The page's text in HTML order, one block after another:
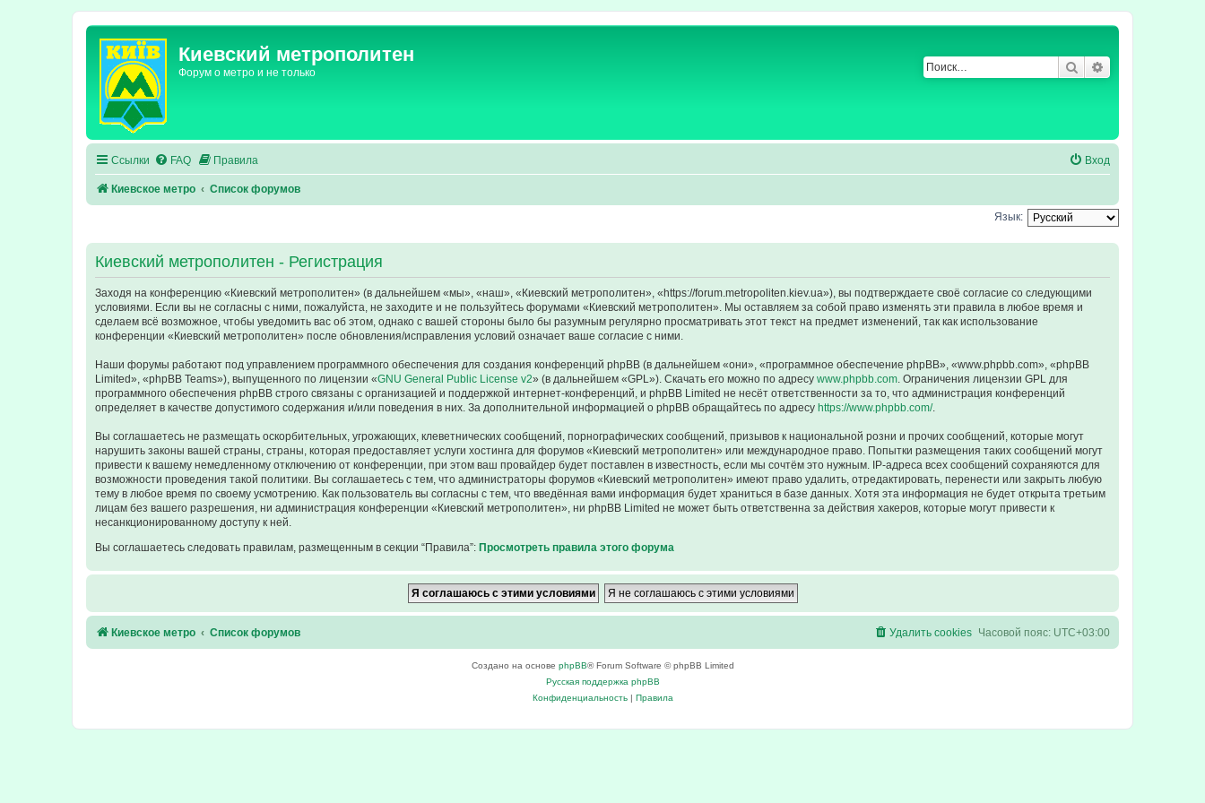
Киевский метрополитен
Форум о метро и не только Поиск
Ссылки FAQ Правила Вход
Киевское метро Список форумов
Язык:
Киевский метрополитен - Регистрация
Заходя на конференцию «Киевский метрополитен» (в дальнейшем «мы», «наш», «Киевский метрополитен», «https://forum.metropoliten.kiev.ua»), вы подтверждаете своё согласие со следующими
условиями. Если вы не согласны с ними, пожалуйста, не заходите и не пользуйтесь форумами «Киевский метрополитен». Мы оставляем за собой право изменять эти правила в любое время и
сделаем всё возможное, чтобы уведомить вас об этом, однако с вашей стороны было бы разумным регулярно просматривать этот текст на предмет изменений, так как использование
конференции «Киевский метрополитен» после обновления/исправления условий означает ваше согласие с ними.
Наши форумы работают под управлением программного обеспечения для создания конференций phpBB (в дальнейшем «они», «программное обеспечение phpBB», «www.phpbb.com», «phpBB
Limited», «phpBB Teams»), выпущенного по лицензии «GNU General Public License v2» (в дальнейшем «GPL»). Скачать его можно по адресу www.phpbb.com . Ограничения лицензии GPL для
программного обеспечения phpBB строго связаны с организацией и поддержкой интернет-конференций, и phpBB Limited не несёт ответственности за то, что администрация конференций
определяет в качестве допустимого содержания и/или поведения в них. За дополнительной информацией о phpBB обращайтесь по адресу https://www.phpbb.com/.
Вы соглашаетесь не размещать оскорбительных, угрожающих, клеветнических сообщений, порнографических сообщений, призывов к национальной розни и прочих сообщений, которые могут
нарушить законы вашей страны, страны, которая предоставляет услуги хостинга для форумов «Киевский метрополитен» или международное право. Попытки размещения таких сообщений могут
привести к вашему немедленному отключению от конференции, при этом ваш провайдер будет поставлен в известность, если мы сочтём это нужным. IP-адреса всех сообщений сохраняются для
возможности проведения такой политики. Вы соглашаетесь с тем, что администраторы форумов «Киевский метрополитен» имеют право удалить, отредактировать, перенести или закрыть любую
тему в любое время по своему усмотрению. Как пользователь вы согласны с тем, что введённая вами информация будет храниться в базе данных. Хотя эта информация не будет открыта третьим
лицам без вашего разрешения, ни администрация конференции «Киевский метрополитен», ни phpBB Limited не может быть ответственна за действия хакеров, которые могут привести к
несанкционированному доступу к ней.
Вы соглашаетесь следовать правилам, размещенным в секции “Правила”: Просмотреть правила этого форума
Киевское метро Список форумов Часовой пояс: UTC+03:00
Удалить cookies
Создано на основе phpBB® Forum Software © phpBB Limited
Русская поддержка phpBB
Конфиденциальность| Правила